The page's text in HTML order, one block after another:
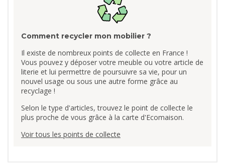
Comment recycler mon mobilier ?
Il existe de nombreux points de collecte en France !
Vous pouvez y déposer votre meuble ou votre article de
literie et lui permettre de poursuivre sa vie, pour un
nouvel usage ou sous une autre forme grâce au
recyclage !
Selon le type d'articles, trouvez le point de collecte le
plus proche de vous grâce à la carte d'Ecomaison.
Voir tous les points de collecte